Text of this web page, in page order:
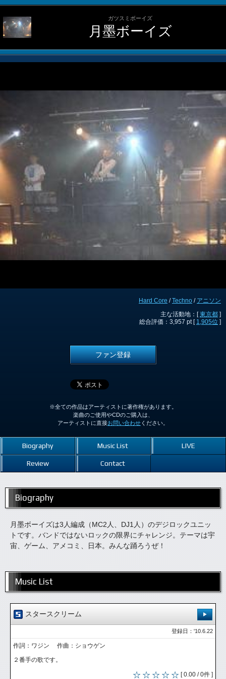
ガツスミボーイズ
月墨ボーイズ
Hard Core /Techno / アニソン
主な活動地：[東京都 ]
総合評価：3,957 pt [ 1,905位 ]
ファン登録
※全ての作品はアーティストに著作権があります。
楽曲のご使用やCDのご購入は、
アーティストに直接お問い合わせ ください。
Biography Music List LIVE
Review Contact
Biography
月墨ボーイズは3人編成（MC2人、DJ1人）のデジロックユニッ
トです。バンドではないロックの限界にチャレンジ。テーマは宇
宙、ゲーム、アメコミ、日本。みんな踊ろうぜ！
Music List
スタースクリーム
登録日：'10.6.22
作詞：ワジン 作曲：ショウゲン
２番手の歌です。
[ 0.00 / 0件 ]